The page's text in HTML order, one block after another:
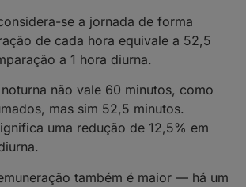
se a jornada de forma
de cada hora equivale a 52,5
a 1 hora diurna.
não vale 60 minutos, como
mas sim 52,5 minutos.
uma redução de 12,5% em
também é maior — há um